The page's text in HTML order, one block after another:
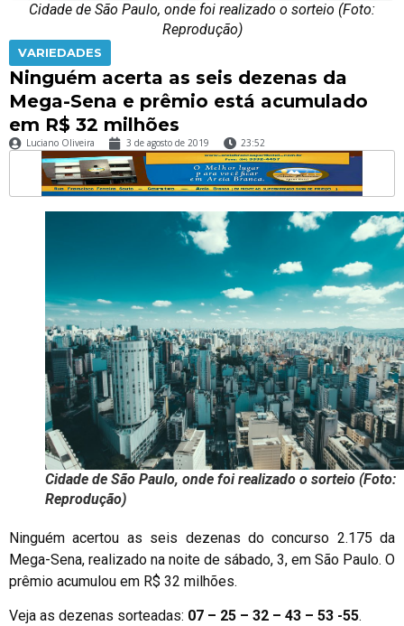
Cidade de São Paulo, onde foi realizado o sorteio (Foto:
Reprodução)
VARIEDADES
Ninguém acerta as seis dezenas da
Mega-Sena e prêmio está acumulado
em R$ 32 milhões
Luciano Oliveira 3 de agosto de 2019 23:52
Cidade de São Paulo, onde foi realizado o sorteio (Foto:
Reprodução)
Ninguém acertou as seis dezenas do concurso 2.175 da
Mega-Sena, realizado na noite de sábado, 3, em São Paulo. O
prêmio acumulou em R$ 32 milhões.
Veja as dezenas sorteadas: 07 – 25 – 32 – 43 – 53 -55.